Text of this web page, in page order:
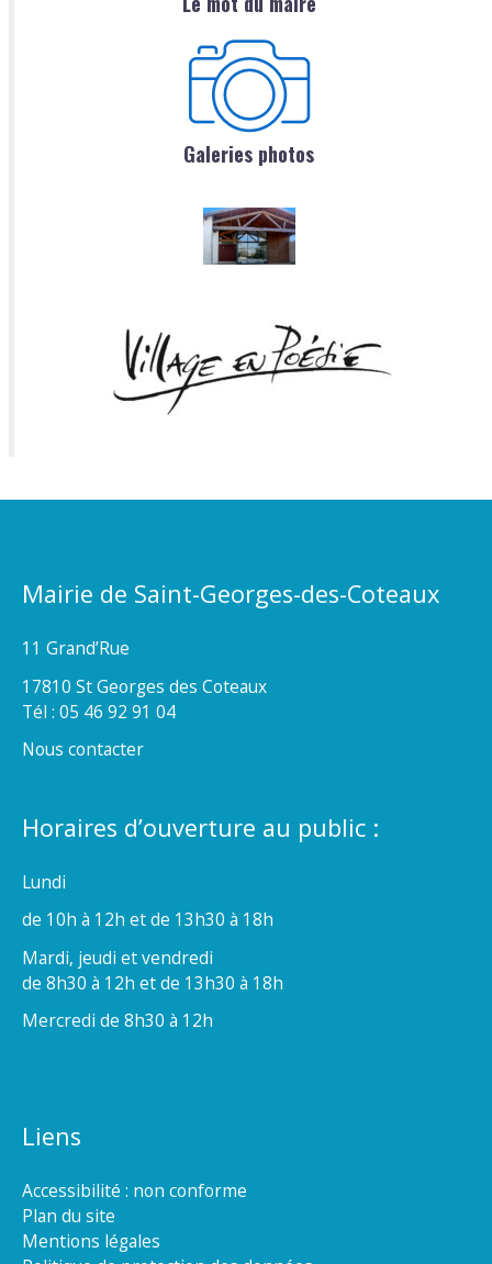
Galeries photos
Mairie de Saint-Georges-des-Coteaux
11 Grand’Rue
17810 St Georges des Coteaux
Tél : 05 46 92 91 04
Nous contacter
Horaires d’ouverture au public :
Lundi
de 10h à 12h et de 13h30 à 18h
Mardi, jeudi et vendredi
de 8h30 à 12h et de 13h30 à 18h
Mercredi de 8h30 à 12h
Liens
Accessibilité : non conforme
Plan du site
Mentions légales